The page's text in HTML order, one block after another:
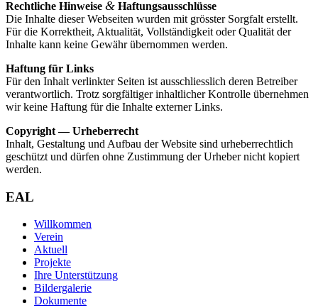
Recht­li­che Hin­wei­se & Haftungsausschlüsse
Die Inhal­te die­ser Web­sei­ten wur­den mit gröss­ter Sorg­falt erstellt.
Für die Kor­rekt­heit, Aktua­li­tät, Voll­stän­dig­keit oder Qua­li­tät der
Inhal­te kann kei­ne Gewähr über­nom­men werden.
Haf­tung für Links
Für den Inhalt ver­link­ter Sei­ten ist aus­schliess­lich deren Betrei­ber
ver­ant­wort­lich. Trotz sorg­fäl­ti­ger inhalt­li­cher Kon­trol­le über­neh­men
wir kei­ne Haf­tung für die Inhal­te exter­ner Links.
Copy­right — Urheberrecht
Inhalt, Gestal­tung und Auf­bau der Web­site sind urhe­ber­recht­lich
geschützt und dür­fen ohne Zustim­mung der Urhe­ber nicht kopiert
werden.
EAL
Willkommen
Verein
Aktuell
Projekte
Ihre Unterstützung
Bildergalerie
Dokumente